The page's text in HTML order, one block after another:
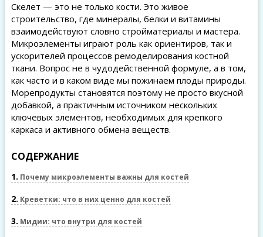
Скелет — это не только кости. Это живое
строительство, где минералы, белки и витамины
взаимодействуют словно стройматериалы и мастера.
Микроэлементы играют роль как ориентиров, так и
ускорителей процессов ремоделирования костной
ткани. Вопрос не в чудодейственной формуле, а в том,
как часто и в каком виде мы пожинаем плоды природы.
Морепродукты становятся поэтому не просто вкусной
добавкой, а практичным источником нескольких
ключевых элементов, необходимых для крепкого
каркаса и активного обмена веществ.
СОДЕРЖАНИЕ
1 Почему микроэлементы важны для костей
2 Креветки: что в них ценно для костей
3 Мидии: что внутри для костей